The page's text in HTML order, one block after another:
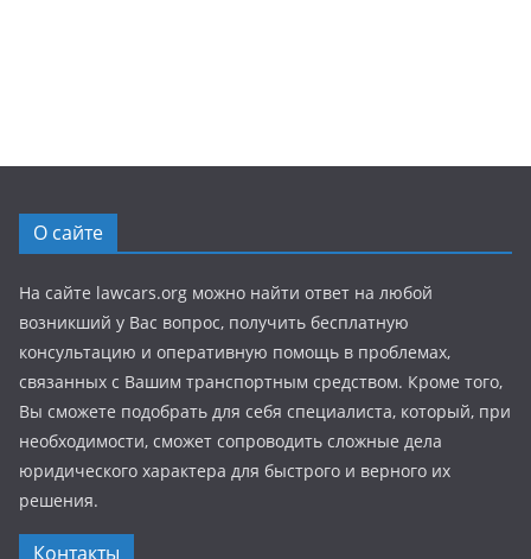
О сайте
На сайте lawcars.org можно найти ответ на любой
возникший у Вас вопрос, получить бесплатную
консультацию и оперативную помощь в проблемах,
связанных с Вашим транспортным средством. Кроме того,
Вы сможете подобрать для себя специалиста, который, при
необходимости, сможет сопроводить сложные дела
юридического характера для быстрого и верного их
решения.
Контакты